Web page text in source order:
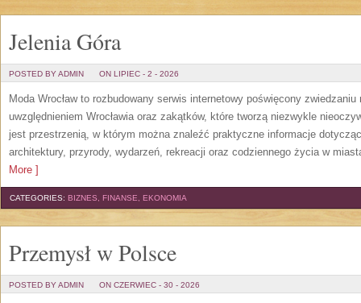
Jelenia Góra
POSTED BY ADMIN ON LIPIEC - 2 - 2026
Moda Wrocław to rozbudowany serwis internetowy poświęcony
uwzględnieniem Wrocławia oraz zakątków, które tworzą niezwykle
jest przestrzenią, w którym można znaleźć praktyczne informacje
architektury, przyrody, wydarzeń, rekreacji oraz codziennego życia w
More ]
CATEGORIES: BIZNES, FINANSE, EKONOMIA
Przemysł w Polsce
POSTED BY ADMIN ON CZERWIEC - 30 - 2026